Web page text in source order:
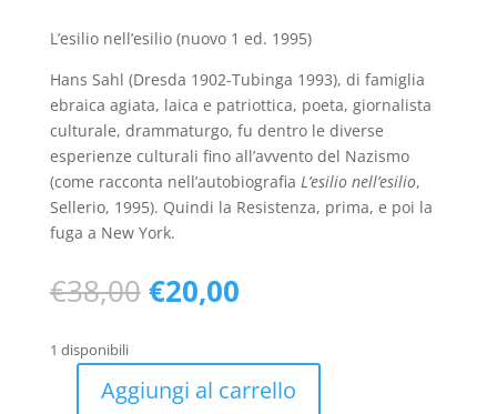
L’esilio nell’esilio (nuovo 1 ed. 1995)
Hans Sahl (Dresda 1902-Tubinga 1993), di famiglia
ebraica agiata, laica e patriottica, poeta, giornalista
culturale, drammaturgo, fu dentro le diverse
esperienze culturali fino all’avvento del Nazismo
(come racconta nell’autobiografia L’esilio nell’esilio,
Sellerio, 1995). Quindi la Resistenza, prima, e poi la
fuga a New York.
€38,00 Il
prezzo
era:
€38,00.
€20,00Il
è:
€20,00.
1 disponibili
Aggiungi al carrello